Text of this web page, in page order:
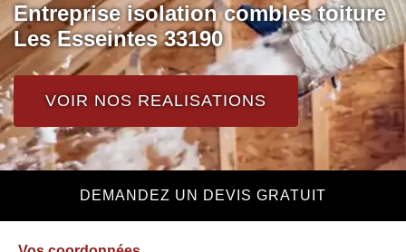
Entreprise isolation combles toiture
Les Esseintes 33190
VOIR NOS REALISATIONS
DEMANDEZ UN DEVIS GRATUIT